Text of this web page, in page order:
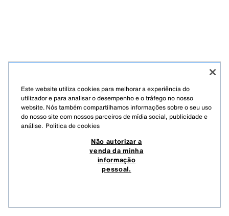
NÃO AUTORIZAR A VENDA DA MINHA INFORMAÇÃO PESSOAL.
UTILIZAÇÃO DE IA
CRIANÇAS / BEBÉ / SPECIAL EDITION
PORTUGUÊS ENGLISH
Este website utiliza cookies para melhorar a experiência do
utilizador e para analisar o desempenho e o tráfego no nosso
website. Nós também compartilhamos informações sobre o seu uso
do nosso site com nossos parceiros de mídia social, publicidade e
análise. Política de cookies
Não autorizar a
venda da minha
informação
pessoal.